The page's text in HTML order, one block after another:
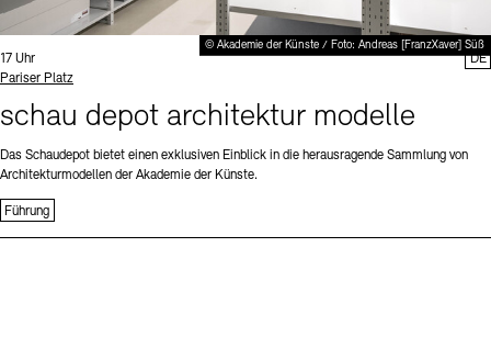
© Akademie der Künste / Foto: Andreas [FranzXaver] Süß
Uhrzeit:
17 Uhr
Standort
Pariser Platz
schau depot architektur modelle
Das Schaudepot bietet einen exklusiven Einblick in die herausragende Sammlung von
Architekturmodellen der Akademie der Künste.
Führung
DE